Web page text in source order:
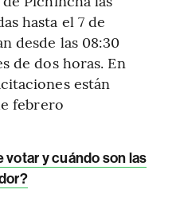
hasta el 7 de
desde las 08:30
de dos horas. En
están
febrero
votar y cuándo son las